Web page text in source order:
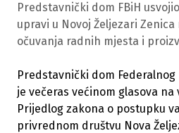
Predstavnički dom FBiH
upravi u Novoj Željezari
očuvanja radnih mjesta i
Predstavnički dom
je večeras većinom glasova
Prijedlog zakona o postupku
privrednom društvu Nova